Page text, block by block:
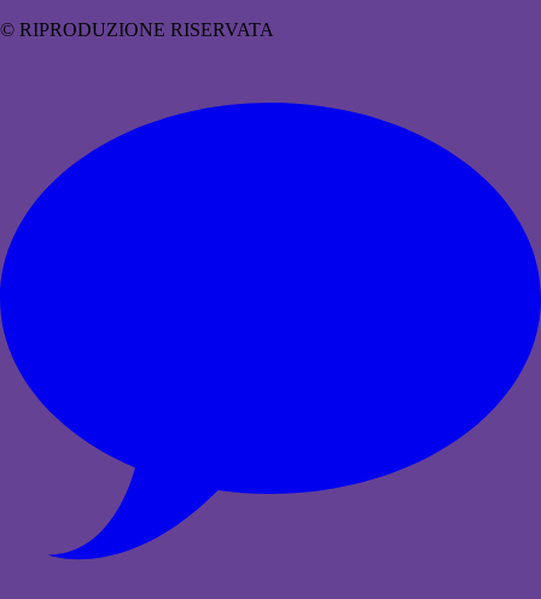
© RIPRODUZIONE RISERVATA